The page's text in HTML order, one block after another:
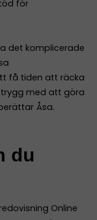
för
det komplicerade
få tiden att räcka
med att göra
Åsa.
du
Online